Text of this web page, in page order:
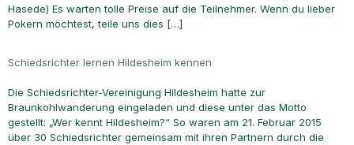
Hasede) Es warten tolle Preise auf die Teilnehmer. Wenn du lieber
Pokern möchtest, teile uns dies […]
Schiedsrichter lernen Hildesheim kennen
Die Schiedsrichter-Vereinigung Hildesheim hatte zur
Braunkohlwanderung eingeladen und diese unter das Motto
gestellt: „Wer kennt Hildesheim?“ So waren am 21. Februar 2015
über 30 Schiedsrichter gemeinsam mit ihren Partnern durch die